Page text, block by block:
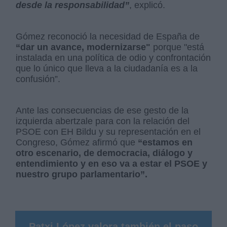
desde la responsabilidad”, explicó.
Gómez reconoció la necesidad de España de
“dar un avance, modernizarse" porque "está
instalada en una política de odio y confrontación
que lo único que lleva a la ciudadanía es a la
confusión”.
Ante las consecuencias de ese gesto de la
izquierda abertzale para con la relación del
PSOE con EH Bildu y su representación en el
Congreso, Gómez afirmó que “estamos en
otro escenario, de democracia, diálogo y
entendimiento y en eso va a estar el PSOE y
nuestro grupo parlamentario”.